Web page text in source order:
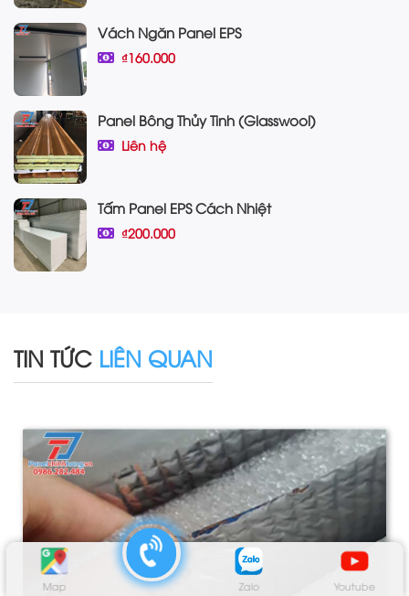
Map Zalo Youtube
Vách Ngăn Panel EPS
₫160.000
Panel Bông Thủy Tinh (Glasswool)
Liên hệ
Tấm Panel EPS Cách Nhiệt
₫200.000
TIN TỨC LIÊN QUAN